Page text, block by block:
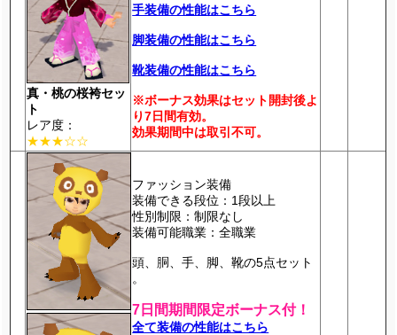
真・桃の桜袴セッ
ト
レア度：
★★★☆☆
手装備の性能はこちら
脚装備の性能はこちら
靴装備の性能はこちら
※ボーナス効果はセット開封後よ
り7日間有効。
効果期間中は取引不可。
ファッション装備
装備できる段位：1段以上
性別制限：制限なし
装備可能職業：全職業
頭、胴、手、脚、靴の5点セット
。
7日間期間限定ボーナス付！
全て装備の性能はこちら